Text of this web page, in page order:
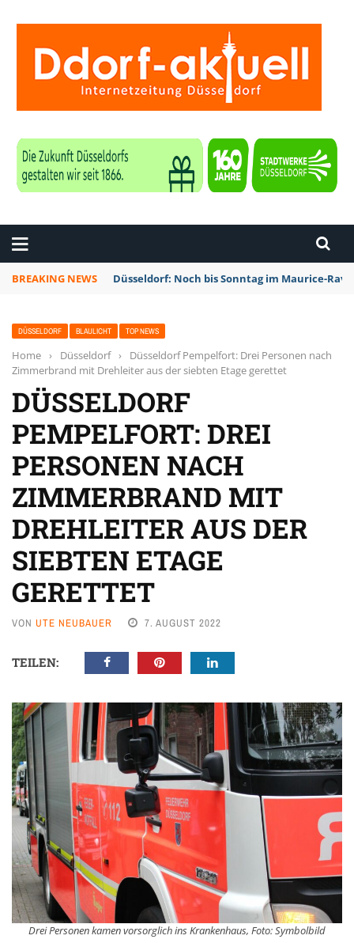
BREAKING NEWS Düsseldorf: Noch bis Sonntag im Maurice-
DÜSSELDORF BLAULICHT TOP NEWS
Home › Düsseldorf ›
Düsseldorf Pempelfort: Drei Personen nach
Zimmerbrand mit Drehleiter aus der siebten Etage gerettet
DÜSSELDORF
PEMPELFORT: DREI
PERSONEN NACH
ZIMMERBRAND MIT
DREHLEITER AUS DER
SIEBTEN ETAGE
GERETTET
VON UTE NEUBAUER 7. AUGUST 2022
TEILEN:
Drei Personen kamen vorsorglich ins Krankenhaus, Foto: Symbolbild